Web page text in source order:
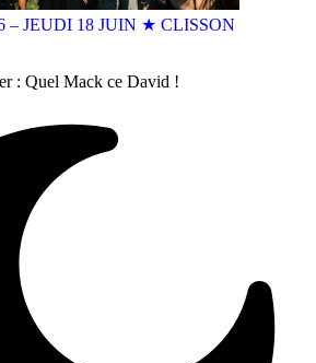
– JEUDI 18 JUIN ★ CLISSON
: Quel Mack ce David !